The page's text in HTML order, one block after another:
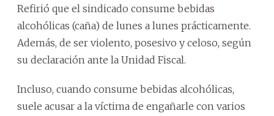
Refirió que el sindicado consume bebidas
alcohólicas (caña) de lunes a lunes prácticamente.
Además, de ser violento, posesivo y celoso, según
su declaración ante la Unidad Fiscal.
Incluso, cuando consume bebidas alcohólicas,
suele acusar a la víctima de engañarle con varios